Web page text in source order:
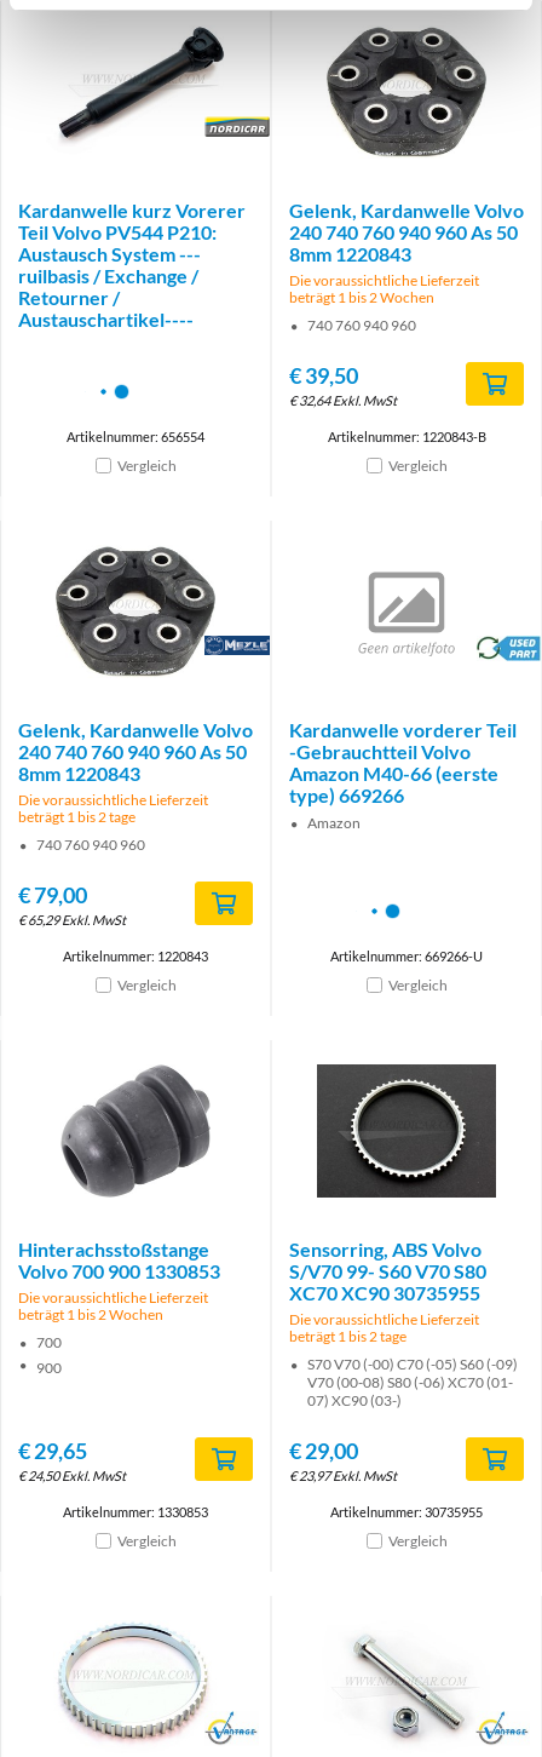
Brand
Kardanwelle kurz Vorerer
Teil Volvo PV544 P210:
Austausch System ---
ruilbasis / Exchange /
Retourner /
Austauschartikel----
Artikelnummer: 656554
Vergleich
Gelenk, Kardanwelle Volvo
240 740 760 940 960 As 50
8mm 1220843
Die voraussichtliche Lieferzeit
beträgt 1 bis 2 Wochen
740 760 940 960
€39,50
€32,64 Exkl. MwSt
Artikelnummer: 1220843-B
Vergleich
Brand
Gelenk, Kardanwelle Volvo
240 740 760 940 960 As 50
8mm 1220843
Die voraussichtliche Lieferzeit
beträgt 1 bis 2 tage
740 760 940 960
€79,00
€65,29 Exkl. MwSt
Artikelnummer: 1220843
Vergleich
brand
Kardanwelle vorderer Teil
-Gebrauchtteil Volvo
Amazon M40-66 (eerste
type) 669266
Amazon
Artikelnummer: 669266-U
Vergleich
Hinterachsstoßstange
Volvo 700 900 1330853
Die voraussichtliche Lieferzeit
beträgt 1 bis 2 Wochen
700
900
€29,65
€24,50 Exkl. MwSt
Artikelnummer: 1330853
Vergleich
Sensorring, ABS Volvo
S/V70 99- S60 V70 S80
XC70 XC90 30735955
Die voraussichtliche Lieferzeit
beträgt 1 bis 2 tage
S70 V70 (-00) C70 (-05) S60 (-09)
V70 (00-08) S80 (-06) XC70 (01-
07) XC90 (03-)
€29,00
€23,97 Exkl. MwSt
Artikelnummer: 30735955
Vergleich
Brand Brand